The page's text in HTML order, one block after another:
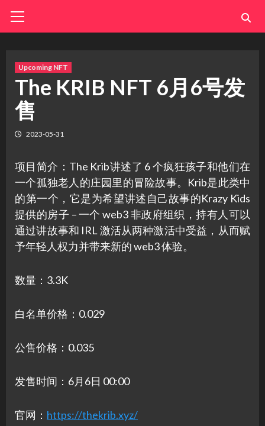
Menu
Upcoming NFT
The KRIB NFT 6月6号发
售
2023-05-31
项目简介：The Krib讲述了 6 个疯狂孩子和他们在
一个孤独老人的庄园里的冒险故事。Krib是此类中
的第一个，它是为希望讲述自己故事的Krazy Kids
提供的房子 – 一个 web3 非政府组织，持有人可以
通过讲故事和 IRL 激活从两种激活中受益，从而赋
予年轻人权力并带来新的 web3 体验。
数量：3.3K
白名单价格：0.029
公售价格：0.035
发售时间：6月6日 00:00
官网： https://thekrib.xyz/